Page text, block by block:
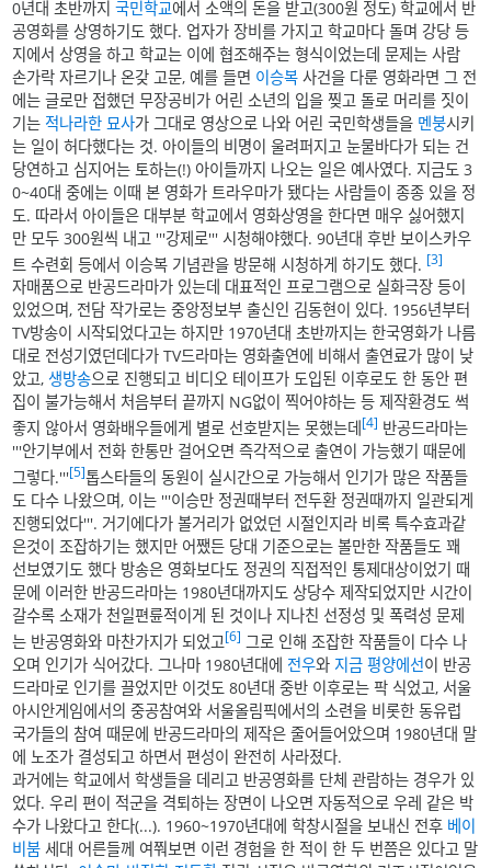
0년대 초반까지국민학교에서 소액의 돈을 받고(300원 정도) 학교에서 반
공영화를 상영하기도 했다. 업자가 장비를 가지고 학교마다 돌며 강당 등
지에서 상영을 하고 학교는 이에 협조해주는 형식이었는데 문제는 사람
손가락 자르기나 온갖 고문, 예를 들면 이승복 사건을 다룬 영화라면 그 전
에는 글로만 접했던 무장공비가 어린 소년의 입을 찢고 돌로 머리를 짓이
기는 적나라한 묘사가 그대로 영상으로 나와 어린 국민학생들을 멘붕시키
는 일이 허다했다는 것. 아이들의 비명이 울려퍼지고 눈물바다가 되는 건
당연하고 심지어는 토하는(!) 아이들까지 나오는 일은 예사였다. 지금도 3
0~40대 중에는 이때 본 영화가 트라우마가 됐다는 사람들이 종종 있을 정
도. 따라서 아이들은 대부분 학교에서 영화상영을 한다면 매우 싫어했지
만 모두 300원씩 내고 '''강제로''' 시청해야했다. 90년대 후반 보이스카우
트 수련회 등에서 이승복 기념관을 방문해 시청하게 하기도 했다. [3]
자매품으로 반공드라마가 있는데 대표적인 프로그램으로 실화극장 등이
있었으며, 전담 작가로는 중앙정보부 출신인 김동현이 있다. 1956년부터
TV방송이 시작되었다고는 하지만 1970년대 초반까지는 한국영화가 나름
대로 전성기였던데다가 TV드라마는 영화출연에 비해서 출연료가 많이 낮
았고,생방송으로 진행되고 비디오 테이프가 도입된 이후로도 한 동안 편
집이 불가능해서 처음부터 끝까지 NG없이 찍어야하는 등 제작환경도 썩
좋지 않아서 영화배우들에게 별로 선호받지는 못했는데[4] 반공드라마는
'''안기부에서 전화 한통만 걸어오면 즉각적으로 출연이 가능했기 때문에
그렇다.'''[5]톱스타들의 동원이 실시간으로 가능해서 인기가 많은 작품들
도 다수 나왔으며, 이는 '''이승만 정권때부터 전두환 정권때까지 일관되게
진행되었다'''. 거기에다가 볼거리가 없었던 시절인지라 비록 특수효과같
은것이 조잡하기는 했지만 어쨌든 당대 기준으로는 볼만한 작품들도 꽤
선보였기도 했다 방송은 영화보다도 정권의 직접적인 통제대상이었기 때
문에 이러한 반공드라마는 1980년대까지도 상당수 제작되었지만 시간이
갈수록 소재가 천일편륜적이게 된 것이나 지나친 선정성 및 폭력성 문제
는 반공영화와 마찬가지가 되었고 [6] 그로 인해 조잡한 작품들이 다수 나
오며 인기가 식어갔다. 그나마 1980년대에 전우와 지금 평양에선이 반공
드라마로 인기를 끌었지만 이것도 80년대 중반 이후로는 팍 식었고, 서울
아시안게임에서의 중공참여와 서울올림픽에서의 소련을 비롯한 동유럽
국가들의 참여 때문에 반공드라마의 제작은 줄어들어았으며 1980년대 말
에 노조가 결성되고 하면서 편성이 완전히 사라졌다.
과거에는 학교에서 학생들을 데리고 반공영화를 단체 관람하는 경우가 있
었다. 우리 편이 적군을 격퇴하는 장면이 나오면 자동적으로 우레 같은 박
수가 나왔다고 한다(...). 1960~1970년대에 학창시절을 보내신 전후 베이
비붐 세대 어른들께 여쭤보면 이런 경험을 한 적이 한 두 번쯤은 있다고 말